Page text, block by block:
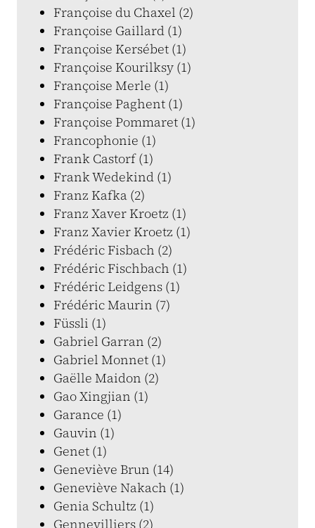
Françoise du Chaxel (2)
Françoise Gaillard (1)
Françoise Kersébet (1)
Françoise Kourilksy (1)
Françoise Merle (1)
Françoise Paghent (1)
Françoise Pommaret (1)
Francophonie (1)
Frank Castorf (1)
Frank Wedekind (1)
Franz Kafka (2)
Franz Xaver Kroetz (1)
Franz Xavier Kroetz (1)
Frédéric Fisbach (2)
Frédéric Fischbach (1)
Frédéric Leidgens (1)
Frédéric Maurin (7)
Füssli (1)
Gabriel Garran (2)
Gabriel Monnet (1)
Gaëlle Maidon (2)
Gao Xingjian (1)
Garance (1)
Gauvin (1)
Genet (1)
Geneviève Brun (14)
Geneviève Nakach (1)
Genia Schultz (1)
Gennevilliers (2)